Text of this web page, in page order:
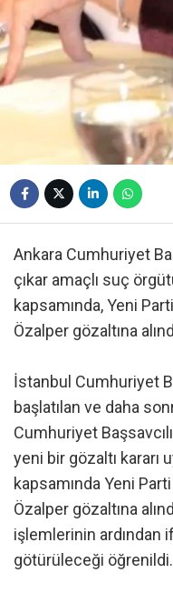
Ankara Cumhuriyet
çıkar amaçlı suç
kapsamında, Yeni
Özalper gözaltına
İstanbul Cumhuriyet
başlatılan ve daha
Cumhuriyet
yeni bir gözaltı kararı
kapsamında Yeni
Özalper gözaltına
işlemlerinin ardından
götürüleceği öğrenildi.